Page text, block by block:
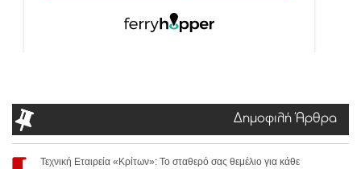
Δημοφιλή Άρθρα
Τεχνική Εταιρεία «Κρίτων»: Το σταθερό σας θεμέλιο για κάθε